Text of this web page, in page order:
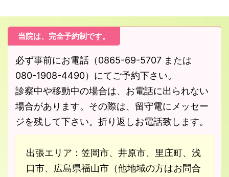
当院は、完全予約制です。
必ず事前にお電話（0865-69-5707 または
080-1908-4490）にてご予約下さい。
診察中や移動中の場合は、お電話に出られない
場合があります。その際は、留守電にメッセー
ジを残して下さい。折り返しお電話致します。
出張エリア：笠岡市、井原市、里庄町、浅
口市、広島県福山市（他地域の方はお問合